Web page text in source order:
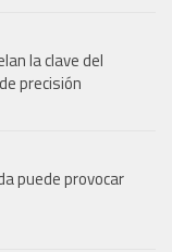
la clave del
precisión
puede provocar